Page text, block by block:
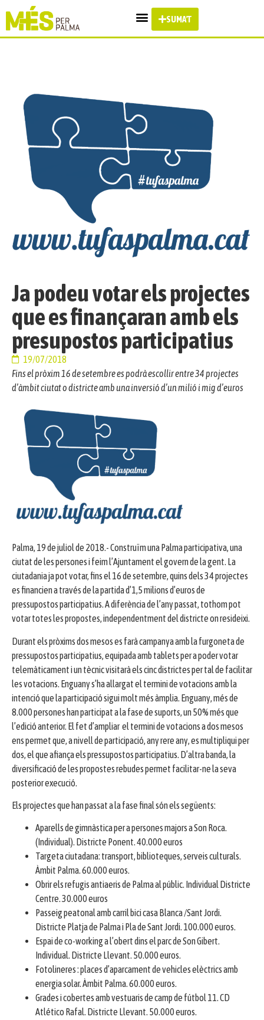
SUMA'T
Ja podeu votar els projectes
que es finançaran amb els
presupostos participatius
19/07/2018
Fins el pròxim 16 de setembre es podrà escollir entre 34 projectes
d’àmbit ciutat o districte amb una inversió d’un milió i mig d’euros
Palma, 19 de juliol de 2018.- Construïm una Palma participativa, una
ciutat de les persones i feim l’Ajuntament el govern de la gent. La
ciutadania ja pot votar, fins el 16 de setembre, quins dels 34 projectes
es financien a través de la partida d’1,5 milions d’euros de
pressupostos participatius. A diferència de l’any passat, tothom pot
votar totes les propostes, independentment del districte on resideixi.
Durant els pròxims dos mesos es farà campanya amb la furgoneta de
pressupostos participatius, equipada amb tablets per a poder votar
telemàticament i un tècnic visitarà els cinc districtes per tal de facilitar
les votacions. Enguany s’ha allargat el termini de votacions amb la
intenció que la participació sigui molt més àmplia. Enguany, més de
8.000 persones han participat a la fase de suports, un 50% més que
l’edició anterior. El fet d’ampliar el termini de votacions a dos mesos
ens permet que, a nivell de participació, any rere any, es multipliqui per
dos, el que afiança els pressupostos participatius. D’altra banda, la
diversificació de les propostes rebudes permet facilitar-ne la seva
posterior execució.
Els projectes que han passat a la fase final són els següents:
Aparells de gimnàstica per a persones majors a Son Roca.
(Individual). Districte Ponent. 40.000 euros
Targeta ciutadana: transport, biblioteques, serveis culturals.
Àmbit Palma. 60.000 euros.
Obrir els refugis antiaeris de Palma al públic. Individual Districte
Centre. 30.000 euros
Passeig peatonal amb carril bici casa Blanca /Sant Jordi.
Districte Platja de Palma i Pla de Sant Jordi. 100.000 euros.
Espai de co-working a l’obert dins el parc de Son Gibert.
Individual. Districte Llevant. 50.000 euros.
Fotolineres : places d’aparcament de vehicles elèctrics amb
energia solar. Àmbit Palma. 60.000 euros.
Grades i cobertes amb vestuaris de camp de fútbol 11. CD
Atlético Rafal. Districte Llevant. 50.000 euros.